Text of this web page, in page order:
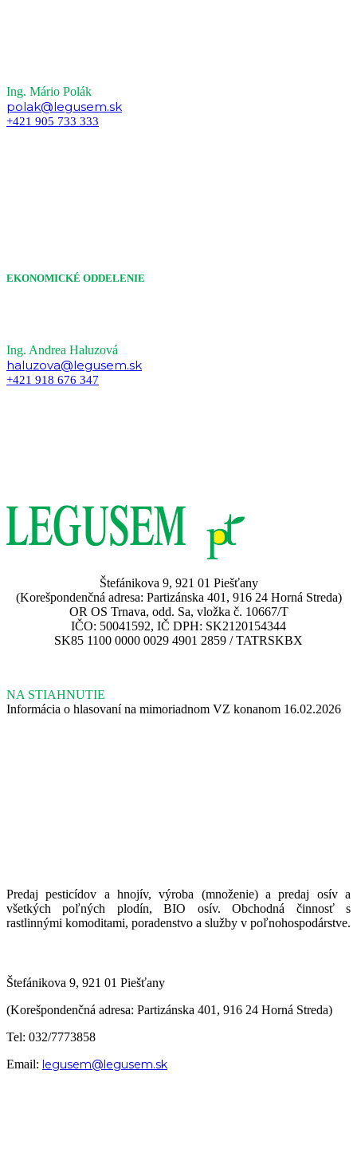
Ing. Mário Polák
polak@legusem.sk
+421 905 733 333
EKONOMICKÉ ODDELENIE
Ing. Andrea Haluzová
haluzova@legusem.sk
+421 918 676 347
Štefánikova 9, 921 01 Piešťany
(Korešpondenčná adresa: Partizánska 401, 916 24 Horná Streda)
OR OS Trnava, odd. Sa, vložka č. 10667/T
IČO: 50041592, IČ DPH: SK2120154344
SK85 1100 0000 0029 4901 2859 / TATRSKBX
NA STIAHNUTIE
Informácia o hlasovaní na mimoriadnom VZ konanom 16.02.2026
Predaj pesticídov a hnojív, výroba (množenie) a predaj osív a
všetkých poľných plodín, BIO osív. Obchodná činnosť s
rastlinnými komoditami, poradenstvo a služby v poľnohospodárstve.
Štefánikova 9, 921 01 Piešťany
(Korešpondenčná adresa: Partizánska 401, 916 24 Horná Streda)
Tel: 032/7773858
Email: legusem@legusem.sk